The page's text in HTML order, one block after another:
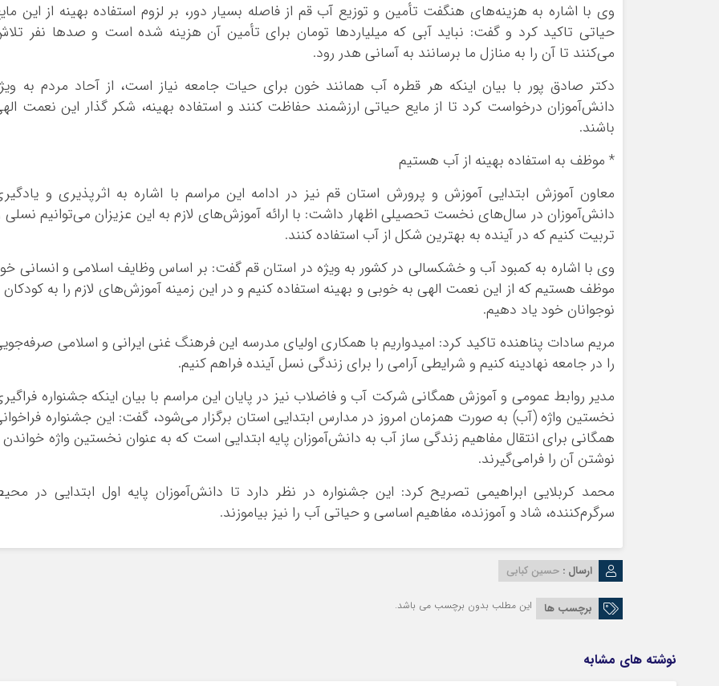
وی با اشاره به هزینه‌های هنگفت تأمین و توزیع آب قم از فاصله بسیار دور، بر لزوم استفاده بهینه از این
حیاتی تاکید کرد و گفت: نباید آبی که میلیاردها تومان برای تأمین آن هزینه شده است و صدها نفر
می‌کنند تا آن را به منازل ما برسانند به آسانی هدر رود.
دکتر صادق پور با بیان اینکه هر قطره آب همانند خون برای حیات جامعه نیاز است، از آحاد مردم به
دانش‌آموزان درخواست کرد تا از مایع حیاتی ارزشمند حفاظت کنند و استفاده بهینه، شکر گذار این نعمت
باشند.
* موظف به استفاده بهینه از آب هستیم
معاون آموزش ابتدایی آموزش و پرورش استان قم نیز در ادامه این مراسم با اشاره به اثرپذیری و
دانش‌آموزان در سال‌های نخست تحصیلی اظهار داشت: با ارائه آموزش‌های لازم به این عزیزان می‌توانیم نسلی
تربیت کنیم که در آینده به بهترین شکل از آب استفاده کنند.
وی با اشاره به کمبود آب و خشکسالی در کشور به ویژه در استان قم گفت: بر اساس وظایف اسلامی و انسانی
موظف هستیم که از این نعمت الهی به خوبی و بهینه استفاده کنیم و در این زمینه آموزش‌های لازم را به
نوجوانان خود یاد دهیم.
مریم سادات پناهنده تاکید کرد: امیدواریم با همکاری اولیای مدرسه این فرهنگ غنی ایرانی و اسلامی
را در جامعه نهادینه کنیم و شرایطی آرامی را برای زندگی نسل آینده فراهم کنیم.
مدیر روابط عمومی و آموزش همگانی شرکت آب و فاضلاب نیز در پایان این مراسم با بیان اینکه جشنواره
نخستین واژه (آب) به صورت همزمان امروز در مدارس ابتدایی استان برگزار می‌شود، گفت: این جشنواره
همگانی برای انتقال مفاهیم زندگی ساز آب به دانش‌آموزان پایه ابتدایی است که به عنوان نخستین واژه
نوشتن آن را فرامی‌گیرند.
محمد کربلایی ابراهیمی تصریح کرد: این جشنواره در نظر دارد تا دانش‌آموزان پایه اول ابتدایی در
سرگرم‌کننده، شاد و آموزنده، مفاهیم اساسی و حیاتی آب را نیز بیاموزند.
ارسال : حسین کبابی
برچسب ها این مطلب بدون برچسب می باشد.
نوشته های مشابه